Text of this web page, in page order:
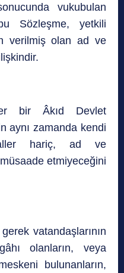
vukubulan
Sözleşme, yetkili
verilmiş olan ad ve
bir Âkıd Devlet
aynı zamanda kendi
hariç, ad ve
etmiyeceğini
vatandaşlarının
olanların, veya
bulunanların,